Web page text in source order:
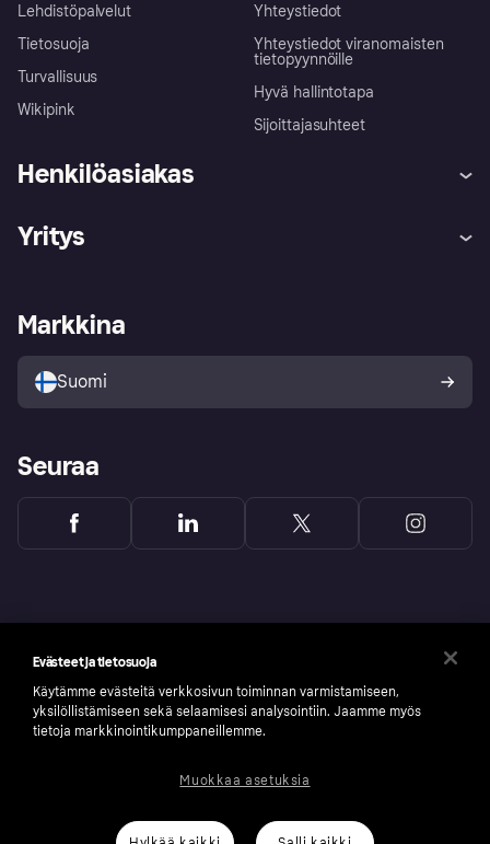
Lehdistöpalvelut
Tietosuoja
Turvallisuus
Wikipink
Yhteystiedot
Yhteystiedot viranomaisten
tietopyynnöille
Hyvä hallintotapa
Sijoittajasuhteet
Henkilöasiakas
Kirjaudu sisään
Tutustu kauppoihin
Ostajan turva
Yritys
Kirjaudu sisään yrityksenä
Markkina
Suomi
Seuraa
number: 556737-0431
Evästeet ja tietosuoja
Käytämme evästeitä verkkosivun toiminnan varmistamiseen,
yksilöllistämiseen sekä selaamisesi analysointiin. Jaamme myös
tietoja markkinointikumppaneillemme.
Muokkaa asetuksia